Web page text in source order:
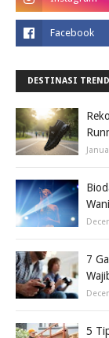
DESTINASI
7
5